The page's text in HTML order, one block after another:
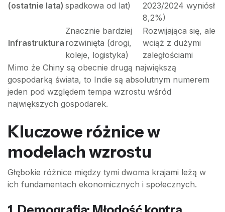
(ostatnie lata) spadkowa od lat)
2023/2024 wyniósł
8,2%)
Infrastruktura
Znacznie bardziej
rozwinięta (drogi,
koleje, logistyka)
Rozwijająca się, ale
wciąż z dużymi
zaległościami
Mimo że Chiny są obecnie drugą największą
gospodarką świata, to Indie są absolutnym numerem
jeden pod względem tempa wzrostu wśród
największych gospodarek.
Kluczowe różnice w
modelach wzrostu
Głębokie różnice między tymi dwoma krajami leżą w
ich fundamentach ekonomicznych i społecznych.